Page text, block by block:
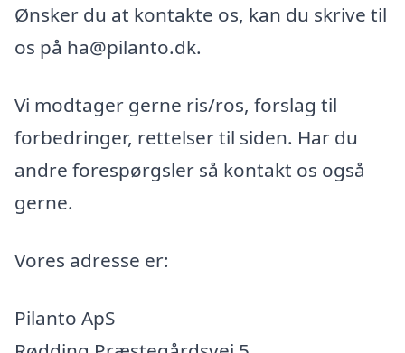
Ønsker du at kontakte os, kan du skrive til
os på ha@pilanto.dk.
Vi modtager gerne ris/ros, forslag til
forbedringer, rettelser til siden. Har du
andre forespørgsler så kontakt os også
gerne.
Vores adresse er:
Pilanto ApS